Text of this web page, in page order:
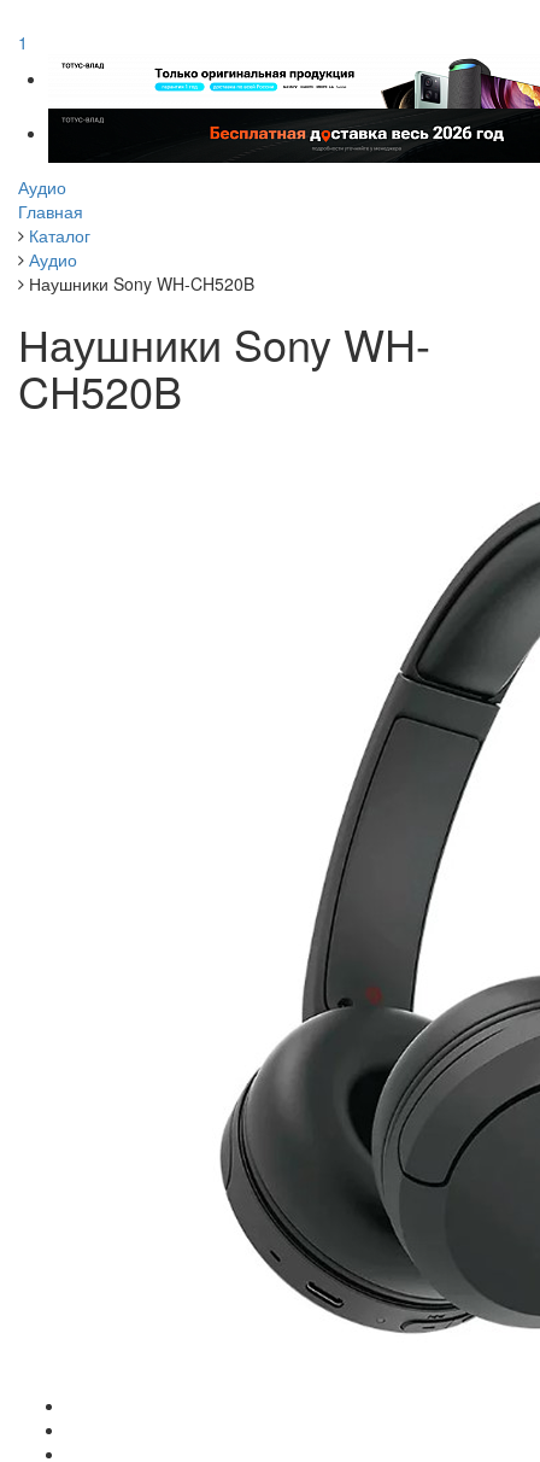
1
Аудио
Главная
Каталог
Аудио
Наушники Sony WH-CH520B
Наушники Sony WH-
CH520B